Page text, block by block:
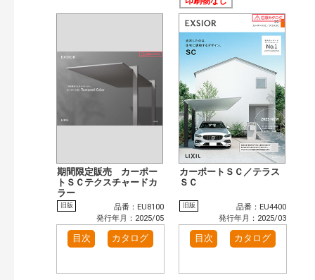
キーワード検索（あいまい）
目次も検索 検 索
おすすめハッシュタグ
施工イメージ・アイデア集（5）
玄関ドア・引戸（11）
インテリア建材（1）
エクステリア（5）
タイル建材（2）
キッチン（4）
浴室（7）
洗面化粧室（1）
発行年で検索
期間限定販売 カーポー
トＳＣテクスチャードカ
ラー
旧版
品番：EU8100
発行年月：2025/05
目次 カタログ
カーポートＳＣ／テラス
ＳＣ
旧版
品番：EU4400
発行年月：2025/03
目次 カタログ